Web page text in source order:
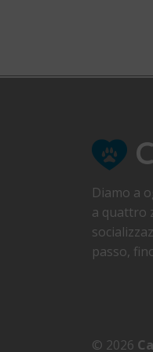
Diamo a
a quattro
passo,
© 2026